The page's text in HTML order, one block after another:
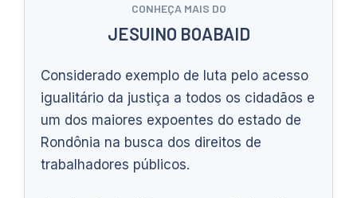
CONHEÇA MAIS DO
JESUINO BOABAID
Considerado exemplo de luta pelo acesso
igualitário da justiça a todos os cidadãos e
um dos maiores expoentes do estado de
Rondônia na busca dos direitos de
trabalhadores públicos.